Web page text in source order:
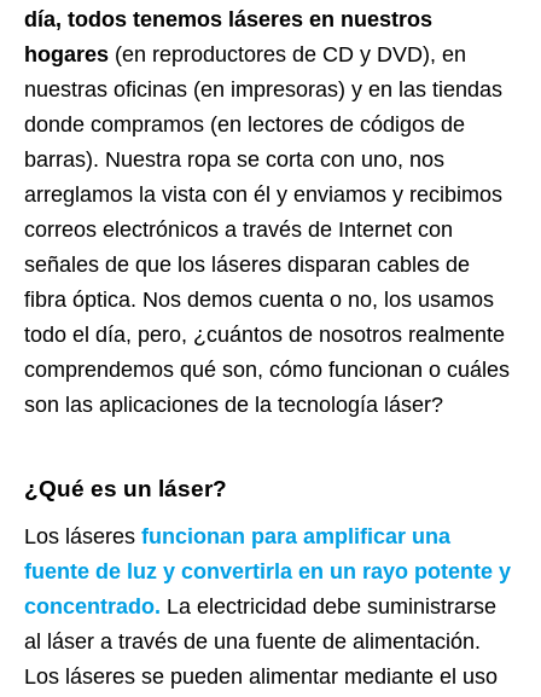
día, todos tenemos láseres en nuestros
hogares (en reproductores de CD y DVD), en
nuestras oficinas (en impresoras) y en las tiendas
donde compramos (en lectores de códigos de
barras). Nuestra ropa se corta con uno, nos
arreglamos la vista con él y enviamos y recibimos
correos electrónicos a través de Internet con
señales de que los láseres disparan cables de
fibra óptica. Nos demos cuenta o no, los usamos
todo el día, pero, ¿cuántos de nosotros realmente
comprendemos qué son, cómo funcionan o cuáles
son las aplicaciones de la tecnología láser?
¿Qué es un láser?
Los láseres funcionan para amplificar una
fuente de luz y convertirla en un rayo potente y
concentrado. La electricidad debe suministrarse
al láser a través de una fuente de alimentación.
Los láseres se pueden alimentar mediante el uso